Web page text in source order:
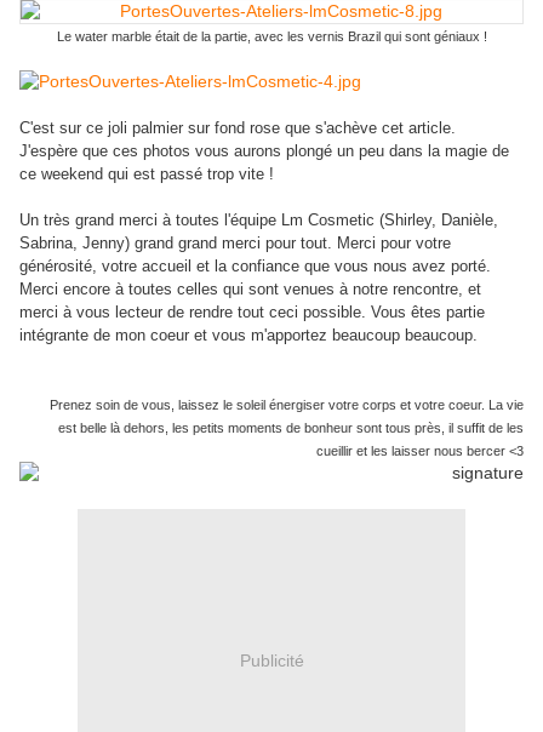
Le water marble était de la partie, avec les vernis Brazil qui sont géniaux !
C'est sur ce joli palmier sur fond rose que s'achève cet article.
J'espère que ces photos vous aurons plongé un peu dans la magie de
ce weekend qui est passé trop vite !
Un très grand merci à toutes l'équipe Lm Cosmetic (Shirley, Danièle,
Sabrina, Jenny) grand grand merci pour tout. Merci pour votre
générosité, votre accueil et la confiance que vous nous avez porté.
Merci encore à toutes celles qui sont venues à notre rencontre, et
merci à vous lecteur de rendre tout ceci possible. Vous êtes partie
intégrante de mon coeur et vous m'apportez beaucoup beaucoup.
Prenez soin de vous, laissez le soleil énergiser votre corps et votre coeur. La vie
est belle là dehors, les petits moments de bonheur sont tous près, il suffit de les
cueillir et les laisser nous bercer <3
Publicité